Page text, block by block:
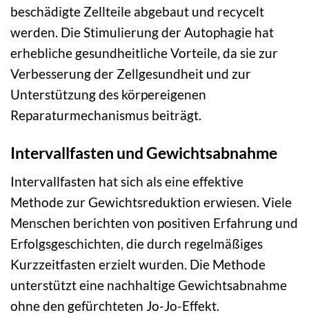
beschädigte Zellteile abgebaut und recycelt
werden. Die Stimulierung der Autophagie hat
erhebliche gesundheitliche Vorteile, da sie zur
Verbesserung der Zellgesundheit und zur
Unterstützung des körpereigenen
Reparaturmechanismus beiträgt.
Intervallfasten und Gewichtsabnahme
Intervallfasten hat sich als eine effektive
Methode zur Gewichtsreduktion erwiesen. Viele
Menschen berichten von positiven Erfahrung und
Erfolgsgeschichten, die durch regelmäßiges
Kurzzeitfasten erzielt wurden. Die Methode
unterstützt eine nachhaltige Gewichtsabnahme
ohne den gefürchteten Jo-Jo-Effekt.